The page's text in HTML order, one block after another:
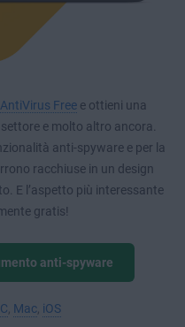
Freee ottieni una
e molto altro ancora.
anti-spyware e per la
racchiuse in un design
E l’aspetto più interessante
gratis!
anti-spyware
Mac iOS